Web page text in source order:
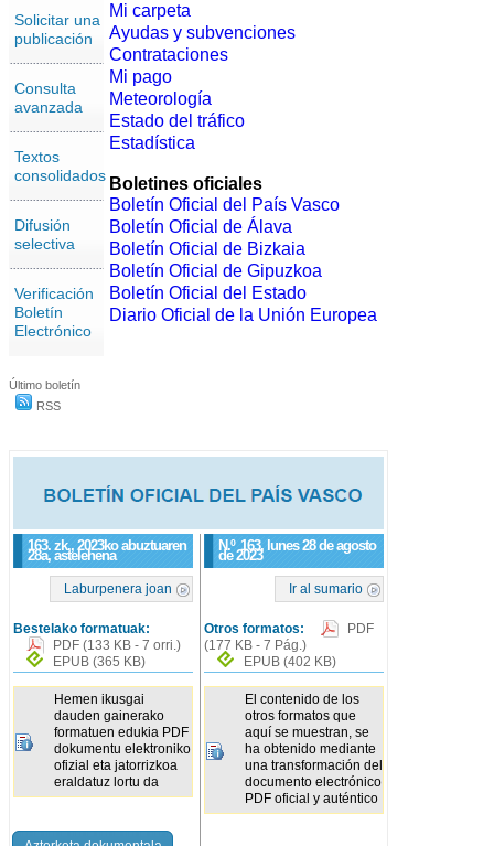
Solicitar una
publicación
Consulta
avanzada
Textos
consolidados
Difusión
selectiva
Verificación
Boletín
Electrónico
Último boletín
RSS
163. zk., 2023ko abuztuaren
28a, astelehena
N.º163, lunes 28 de agosto
de 2023
Laburpenera joan
Bestelako formatuak:
PDF (133 KB - 7 orri.)
EPUB (365 KB)
Hemen ikusgai
dauden gainerako
formatuen edukia PDF
dokumentu elektroniko
ofizial eta jatorrizkoa
eraldatuz lortu da
Ir al sumario
Otros formatos:
PDF
(177 KB - 7 Pág.)
EPUB(402 KB)
El contenido de los
otros formatos que
aquí se muestran, se
ha obtenido mediante
una transformación del
documento electrónico
PDF oficial y auténtico
Mi carpeta
Ayudas y subvenciones
Contrataciones
Mi pago
Meteorología
Estado del tráfico
Estadística
Boletines oficiales
Boletín Oficial del País Vasco
Boletín Oficial de Álava
Boletín Oficial de Bizkaia
Boletín Oficial de Gipuzkoa
Boletín Oficial del Estado
Diario Oficial de la Unión Europea